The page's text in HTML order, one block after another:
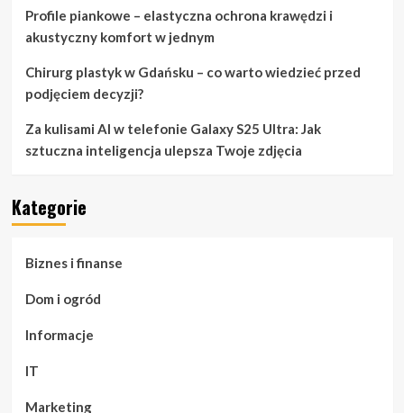
Profile piankowe – elastyczna ochrona krawędzi i
akustyczny komfort w jednym
Chirurg plastyk w Gdańsku – co warto wiedzieć przed
podjęciem decyzji?
Za kulisami AI w telefonie Galaxy S25 Ultra: Jak
sztuczna inteligencja ulepsza Twoje zdjęcia
Kategorie
Biznes i finanse
Dom i ogród
Informacje
IT
Marketing